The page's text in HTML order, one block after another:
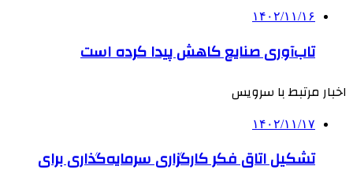
۱۴۰۲/۱۱/۱۶
تاب‌آوری صنایع کاهش پیدا کرده است
اخبار مرتبط با سرویس
۱۴۰۲/۱۱/۱۷
تشکیل اتاق فکر کارگزاری سرمایه‌گذاری برای